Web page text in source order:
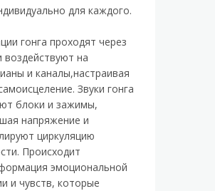
для каждого.
гонга проходят через
воздействуют на
и каналы,настраивая
Звуки гонга
блоки и зажимы,
напряжение и
циркуляцию
Происходит
эмоциональной
и чувств, которые